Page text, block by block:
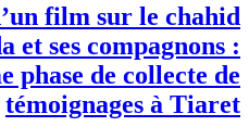
film sur le chahid
et ses compagnons :
phase de collecte de
témoignages à Tiaret